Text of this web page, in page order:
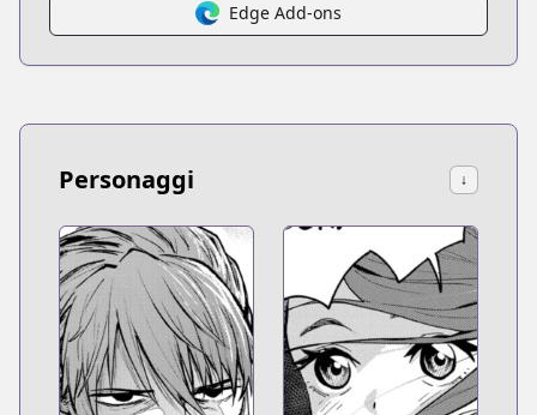
Edge Add-ons
Personaggi ↓